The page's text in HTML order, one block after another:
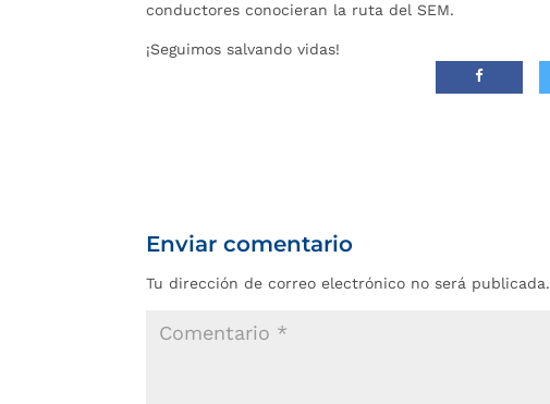
conductores conocieran la ruta del SEM.
¡Seguimos salvando vidas!
Enviar comentario
Tu dirección de correo electrónico no será publicada.